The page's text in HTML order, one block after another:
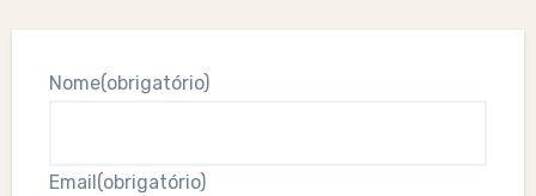
Nome(obrigatório)
Email (obrigatório)